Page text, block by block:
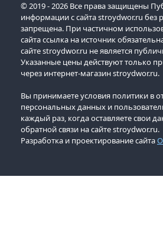
© 2019 - 2026 Все права защищены
информации с сайта stroydwor.ru без
запрещена. При частичном
сайта ссылка на источник
сайте stroydwor.ru не является
Указанные цены действуют только
через интернет-магазин stroydwor.ru.
Вы принимаете условия политики в
персональных данных и
каждый раз, когда оставляете свои
обратной связи на сайте stroydwor.ru.
Разработка и проектирование сайта